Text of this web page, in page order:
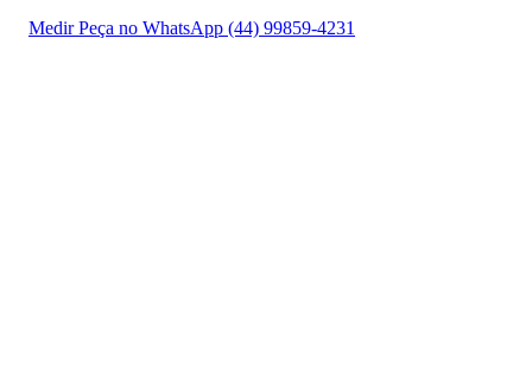
Medir Peça no WhatsApp (44) 99859-4231